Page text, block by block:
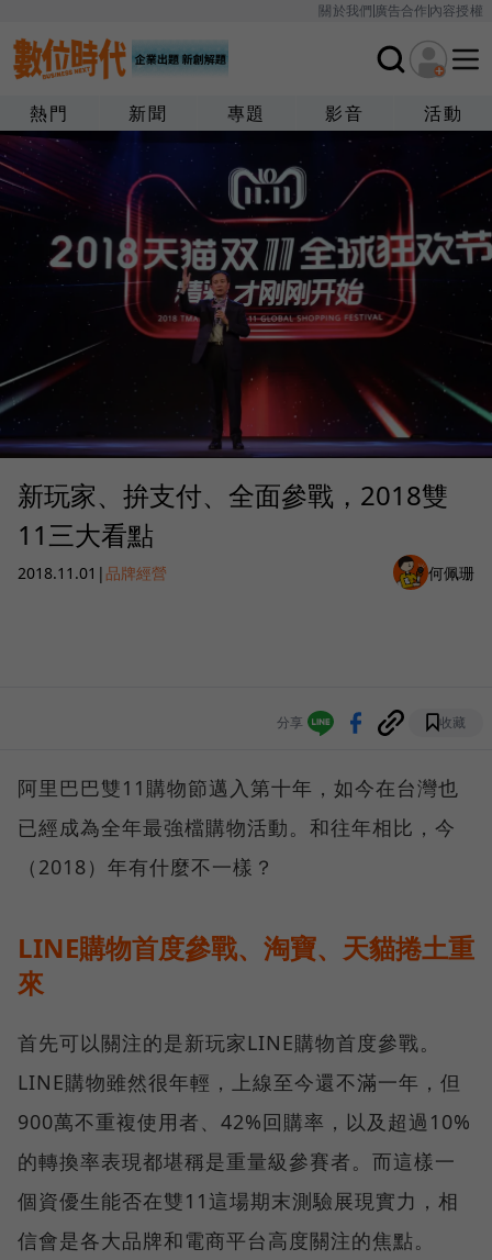
關於我們廣告合作內容授權
熱門 新聞 專題 影音 活動
新玩家、拚支付、全面參戰，2018雙
11三大看點
2018.11.01 | 品牌經營 何佩珊
分享 收藏
阿里巴巴雙11購物節邁入第十年，如今在台灣也
已經成為全年最強檔購物活動。和往年相比，今
（2018）年有什麼不一樣？
LINE購物首度參戰、淘寶、天貓捲土重
來
首先可以關注的是新玩家LINE購物首度參戰。
LINE購物雖然很年輕，上線至今還不滿一年，但
900萬不重複使用者、42%回購率，以及超過10%
的轉換率表現都堪稱是重量級參賽者。而這樣一
個資優生能否在雙11這場期末測驗展現實力，相
信會是各大品牌和電商平台高度關注的焦點。